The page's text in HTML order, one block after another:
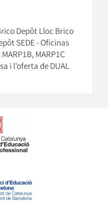
Depôt Lloc Brico
SEDE - Oficinas
MARP1C
i l'oferta de DUAL